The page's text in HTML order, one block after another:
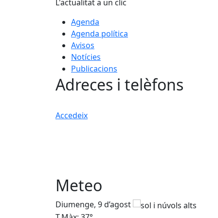
L'actualitat a un clic
Agenda
Agenda política
Avisos
Notícies
Publicacions
Adreces i telèfons
Accedeix
Meteo
Diumenge, 9 d’agost